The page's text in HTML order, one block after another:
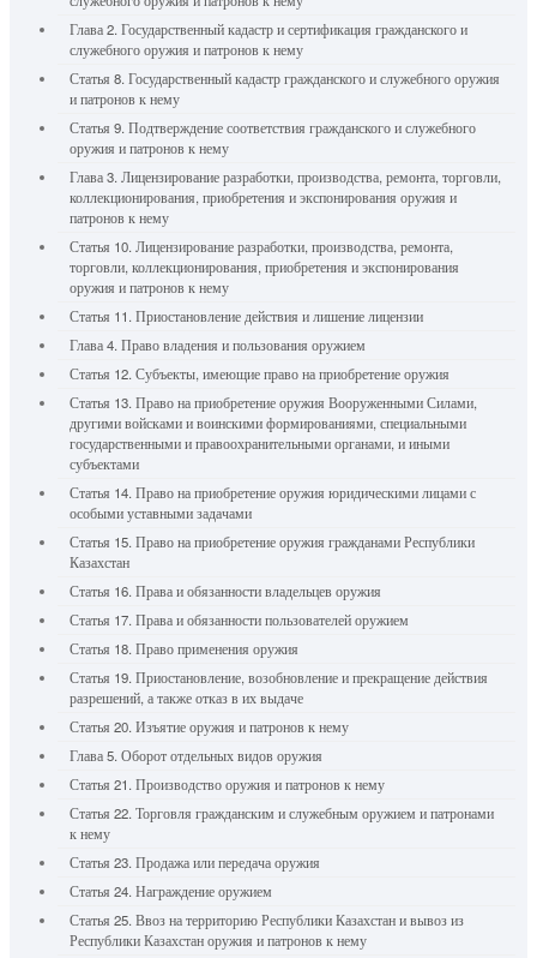
Глава 2. Государственный кадастр и сертификация гражданского и
служебного оружия и патронов к нему
Статья 8. Государственный кадастр гражданского и служебного оружия
и патронов к нему
Статья 9. Подтверждение соответствия гражданского и служебного
оружия и патронов к нему
Глава 3. Лицензирование разработки, производства, ремонта, торговли,
коллекционирования, приобретения и экспонирования оружия и
патронов к нему
Статья 10. Лицензирование разработки, производства, ремонта,
торговли, коллекционирования, приобретения и экспонирования
оружия и патронов к нему
Статья 11. Приостановление действия и лишение лицензии
Глава 4. Право владения и пользования оружием
Статья 12. Субъекты, имеющие право на приобретение оружия
Статья 13. Право на приобретение оружия Вооруженными Силами,
другими войсками и воинскими формированиями, специальными
государственными и правоохранительными органами, и иными
субъектами
Статья 14. Право на приобретение оружия юридическими лицами с
особыми уставными задачами
Статья 15. Право на приобретение оружия гражданами Республики
Казахстан
Статья 16. Права и обязанности владельцев оружия
Статья 17. Права и обязанности пользователей оружием
Статья 18. Право применения оружия
Статья 19. Приостановление, возобновление и прекращение действия
разрешений, а также отказ в их выдаче
Статья 20. Изъятие оружия и патронов к нему
Глава 5. Оборот отдельных видов оружия
Статья 21. Производство оружия и патронов к нему
Статья 22. Торговля гражданским и служебным оружием и патронами
к нему
Статья 23. Продажа или передача оружия
Статья 24. Награждение оружием
Статья 25. Ввоз на территорию Республики Казахстан и вывоз из
Республики Казахстан оружия и патронов к нему